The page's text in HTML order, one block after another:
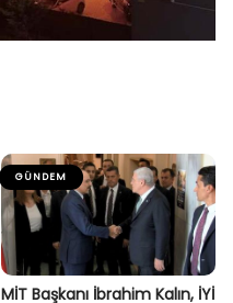
GÜNDEM
MİT Başkanı İbrahim Kalın, İYİ